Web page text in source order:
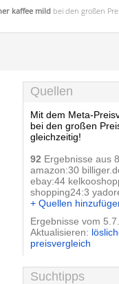
kaffee mild bei den großen
Quellen
Mit dem Meta-
bei den großen
gleichzeitig!
92 Ergebnisse aus
amazon:30
ebay:44
shopping24:3
+ Quellen
Ergebnisse vom
Aktualisieren:
preisvergleich
Suchtipps